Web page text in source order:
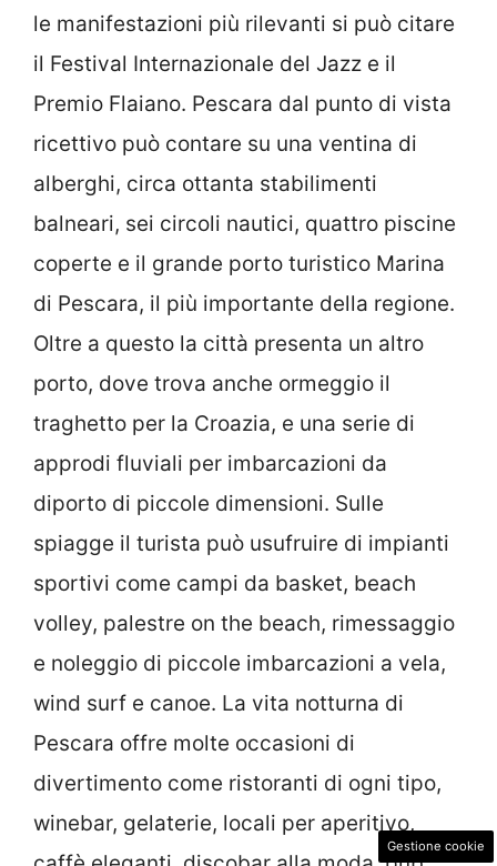
le manifestazioni più rilevanti si può citare
il Festival Internazionale del Jazz e il
Premio Flaiano. Pescara dal punto di vista
ricettivo può contare su una ventina di
alberghi, circa ottanta stabilimenti
balneari, sei circoli nautici, quattro piscine
coperte e il grande porto turistico Marina
di Pescara, il più importante della regione.
Oltre a questo la città presenta un altro
porto, dove trova anche ormeggio il
traghetto per la Croazia, e una serie di
approdi fluviali per imbarcazioni da
diporto di piccole dimensioni. Sulle
spiagge il turista può usufruire di impianti
sportivi come campi da basket, beach
volley, palestre on the beach, rimessaggio
e noleggio di piccole imbarcazioni a vela,
wind surf e canoe. La vita notturna di
Pescara offre molte occasioni di
divertimento come ristoranti di ogni tipo,
winebar, gelaterie, locali per aperitivo,
Gestione cookie